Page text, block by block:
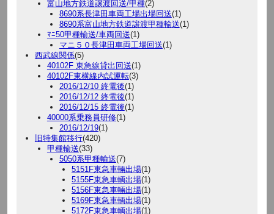
富山地方鉄道譲渡回送/甲種(2)
8690系長津田車両工場出場回送(1)
8690系富山地方鉄道譲渡甲種輸送(1)
ﾏﾆ50甲種輸送/車両回送(1)
マニ５０長津田車両工場回送(1)
西武線関係(5)
40102F 東急線貸出回送(1)
40102F東横線内試運転(3)
2016/12/10 終電後(1)
2016/12/12 終電後(1)
2016/12/15 終電後(1)
40000系乗務員研修(1)
2016/12/19(1)
旧特集館移行(420)
甲種輸送(33)
5050系甲種輸送(7)
5151F東急車輛出場(1)
5155F東急車輌出場(1)
5156F東急車輛出場(1)
5169F東急車輌出場(1)
5172F東急車輌出場(1)